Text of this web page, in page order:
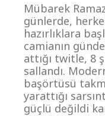
Mübarek
günlerde,
hazırlıklara
camianın
attığı twitle, 8
sallandı.
başörtüsü
yarattığı
güçlü değildi